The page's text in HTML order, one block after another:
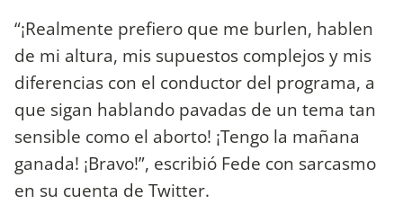
“¡Realmente prefiero que me burlen, hablen
de mi altura, mis supuestos complejos y mis
diferencias con el conductor del programa, a
que sigan hablando pavadas de un tema tan
sensible como el aborto! ¡Tengo la mañana
ganada! ¡Bravo!”, escribió Fede con sarcasmo
en su cuenta de Twitter.